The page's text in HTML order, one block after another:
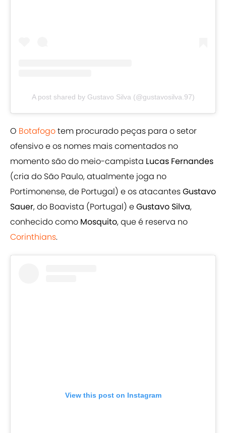
A post shared by Gustavo Silva (@gustavosilva.97)
O Botafogotem procurado peças para o setor
ofensivo e os nomes mais comentados no
momento são do meio-campista Lucas Fernandes
(cria do São Paulo, atualmente joga no
Portimonense, de Portugal) e os atacantesGustavo
Sauer, do Boavista (Portugal) eGustavo Silva,
conhecido como Mosquito, que é reserva no
Corinthians.
View this post on Instagram